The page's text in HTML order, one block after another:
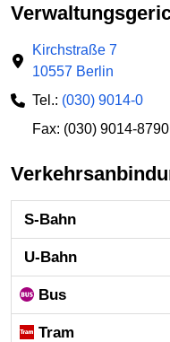
Kirchstraße 7
10557 Berlin
Tel.: (030) 9014-0
Fax: (030) 9014-8790
S-Bahn
U-Bahn
Bus
Tram